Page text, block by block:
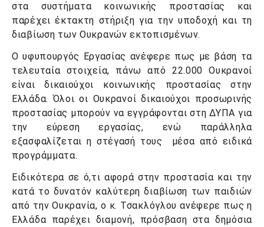
στα συστήματα κοινωνικής προστασίας και
παρέχει έκτακτη στήριξη για την υποδοχή και τη
διαβίωση των Ουκρανών εκτοπισμένων.
Ο υφυπουργός Εργασίας ανέφερε πως με βάση τα
τελευταία στοιχεία, πάνω από 22.000 Ουκρανοί
είναι δικαιούχοι κοινωνικής προστασίας στην
Ελλάδα. Όλοι οι Ουκρανοί δικαιούχοι προσωρινής
προστασίας μπορούν να εγγράφονται στη ΔΥΠΑ για
την εύρεση εργασίας, ενώ παράλληλα
εξασφαλίζεται η στέγασή τους μέσα από ειδικά
προγράμματα.
Ειδικότερα σε ό,τι αφορά στην προστασία και την
κατά το δυνατόν καλύτερη διαβίωση των παιδιών
από την Ουκρανία, ο κ. Τσακλόγλου ανέφερε πως η
Ελλάδα παρέχει διαμονή, πρόσβαση στα δημόσια